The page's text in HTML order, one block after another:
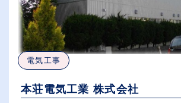
電気工事
本荘電気工業 株式会社